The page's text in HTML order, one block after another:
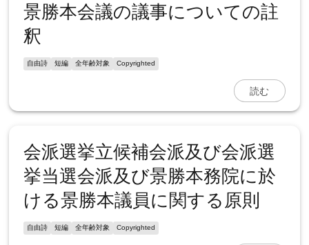
景勝本会議の議事についての註
釈
自由詩 短編 全年齢対象 Copyrighted
読む
会派選挙立候補会派及び会派選
挙当選会派及び景勝本務院に於
ける景勝本議員に関する原則
自由詩 短編 全年齢対象 Copyrighted